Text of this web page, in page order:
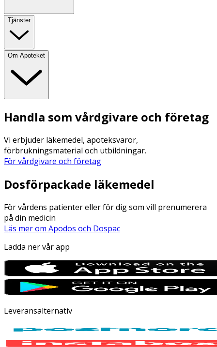
Tjänster
Om Apoteket
Handla som vårdgivare och företag
Vi erbjuder läkemedel, apoteksvaror,
förbrukningsmaterial och utbildningar.
För vårdgivare och företag
Dosförpackade läkemedel
För vårdens patienter eller för dig som vill prenumerera
på din medicin
Läs mer om Apodos och Dospac
Ladda ner vår app
Leveransalternativ